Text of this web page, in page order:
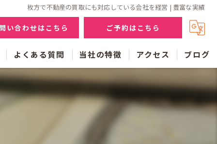
枚方で不動産の買取にも対応している会社を経営 | 豊富な実績
い合わせはこちら ご予約はこちら
よくある質問 当社の特徴
買取
アクセス ブログ